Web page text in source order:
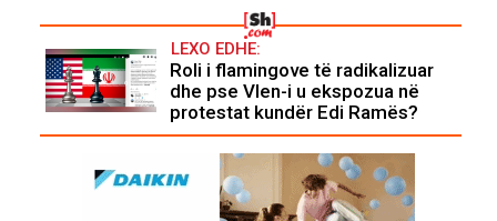
LEXO EDHE:
Roli i flamingove të radikalizuar
dhe pse Vlen-i u ekspozua në
protestat kundër Edi Ramës?